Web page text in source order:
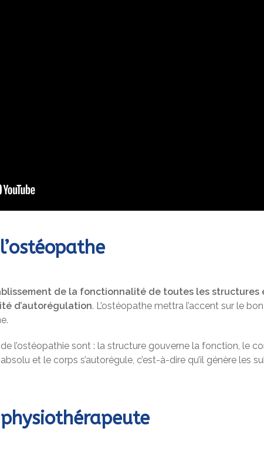
de la fonctionnalité de toutes les structures
d’autorégulation. L’ostéopathe mettra l’accent sur le
l’ostéopathie sont : la structure gouverne la fonction, le
et le corps s’autorégule, c’est-à-dire qu’il génère les